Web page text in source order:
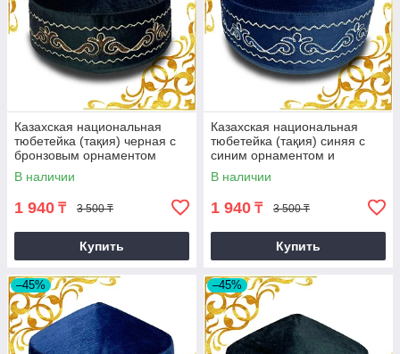
Казахская национальная
тюбетейка (тақия) черная с
бронзовым орнаментом
В наличии
1 940 ₸ 3 500 ₸
Купить
Казахская национальная
тюбетейка (тақия) синяя с
синим орнаментом и
оранжевой строчкой (2)
В наличии
1 940 ₸ 3 500 ₸
Купить
–45% –45%